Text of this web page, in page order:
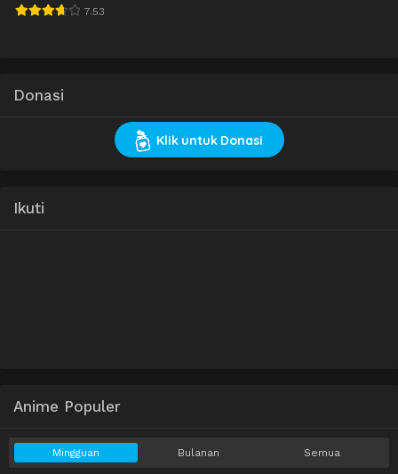
7.53
Donasi
Klik untuk Donasi
Ikuti
Anime Populer
Mingguan Bulanan Semua